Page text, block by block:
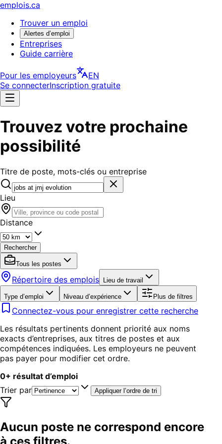
emplois.ca
Trouver un emploi
Alertes d’emploi
Entreprises
Guide carrière
Pour les employeurs
EN
Se connecterInscription gratuite
Trouvez votre prochaine
possibilité
Titre de poste, mots-clés ou entreprise
Lieu
Distance
Rechercher
Tous les postes
Répertoire des emplois Lieu de travail
Type d’emploi Niveau d’expérience Plus de filtres
Connectez-vous pour enregistrer cette recherche
Les résultats pertinents donnent priorité aux noms
exacts d’entreprises, aux titres de postes et aux
compétences indiquées. Les employeurs ne peuvent
pas payer pour modifier cet ordre.
0+ résultat d’emploi
Trier par
Appliquer l’ordre de tri
Aucun poste ne correspond encore